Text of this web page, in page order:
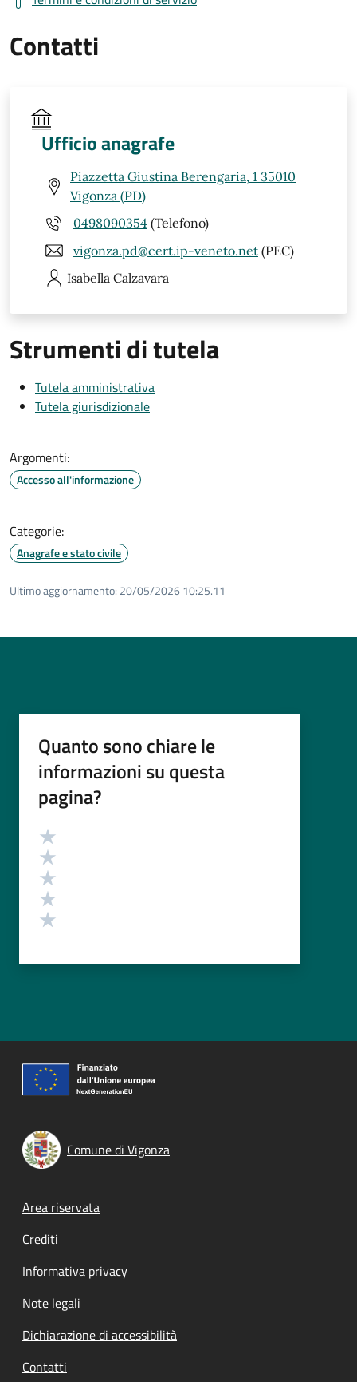
Contatti
Ufficio anagrafe
Piazzetta Giustina Berengaria, 1 35010
Vigonza (PD)
0498090354 (Telefono)
vigonza.pd@cert.ip-veneto.net (PEC)
Isabella Calzavara
Strumenti di tutela
Tutela amministrativa
Tutela giurisdizionale
Argomenti:
Accesso all'informazione
Categorie:
Anagrafe e stato civile
Ultimo aggiornamento: 20/05/2026 10:25.11
Quanto sono chiare le
informazioni su questa
pagina?
Valutazione
Comune di Vigonza
Footer menu
Area riservata
Crediti
Informativa privacy
Note legali
Dichiarazione di accessibilità
Contatti